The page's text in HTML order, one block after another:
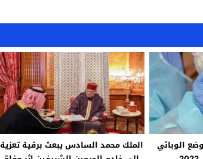
الوضع الوبائي
الملك محمد السادس يبعث برقية تعزية